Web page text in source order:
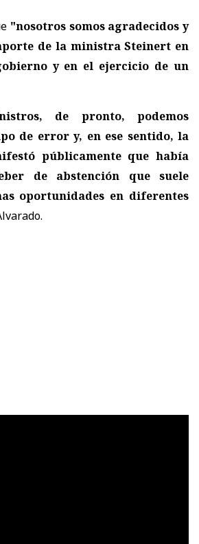
"nosotros somos agradecidos y
de la ministra Steinert en
y en el ejercicio de un
de pronto, podemos
de error y, en ese sentido, la
públicamente que había
de abstención que suele
oportunidades en diferentes